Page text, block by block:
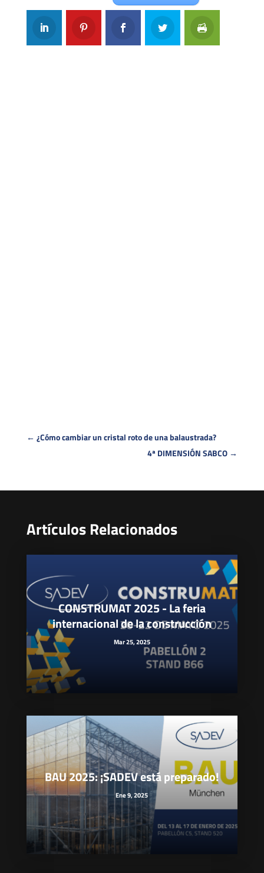
← ¿Cómo cambiar un cristal roto de una balaustrada?
4ª DIMENSIÓN SABCO →
Artículos Relacionados
CONSTRUMAT 2025 - La feria
internacional de la construcción
Mar 25, 2025
BAU 2025: ¡SADEV está preparado!
Ene 9, 2025